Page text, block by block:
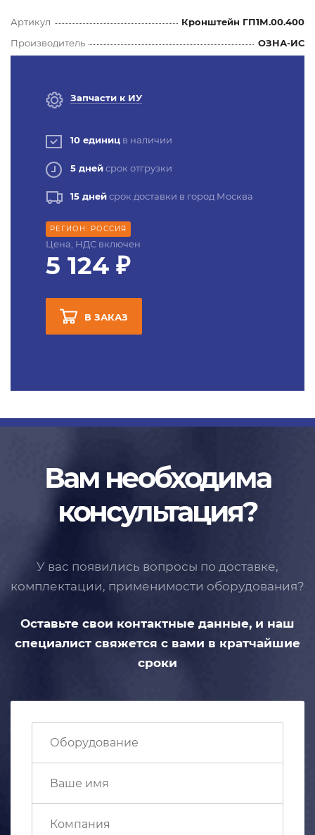
Артикул
Кронштейн ГП1М.00.400
Производитель
ОЗНА-ИС
Запчасти к ИУ
10 единиц в наличии
5 днейсрок отгрузки
15 днейсрок доставки в город Москва
РЕГИОН: РОССИЯ
Цена, НДС включен
5 124 ₽
В ЗАКАЗ
Вам необходима
консультация?
У вас появились вопросы по доставке,
комплектации, применимости оборудования?
Оставьте свои контактные данные, и наш
специалист свяжется с вами в кратчайшие
сроки